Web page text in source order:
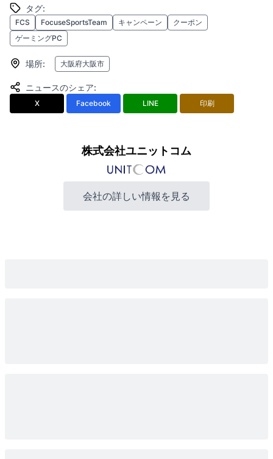
タグ:
FCS FocuseSportsTeam キャンペーン
クーポン
ゲーミングPC
場所: 大阪府大阪市
ニュースのシェア:
X Facebook LINE 印刷
株式会社ユニットコム
会社の詳しい情報を見る